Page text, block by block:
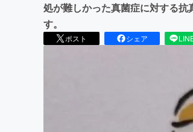
処が難しかった真菌症に対する
す。
ポスト シェア